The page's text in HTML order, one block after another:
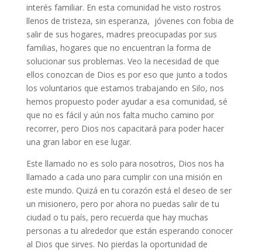
interés familiar. En esta comunidad he visto rostros
llenos de tristeza, sin esperanza, jóvenes con fobia de
salir de sus hogares, madres preocupadas por sus
familias, hogares que no encuentran la forma de
solucionar sus problemas. Veo la necesidad de que
ellos conozcan de Dios es por eso que junto a todos
los voluntarios que estamos trabajando en Silo, nos
hemos propuesto poder ayudar a esa comunidad, sé
que no es fácil y aún nos falta mucho camino por
recorrer, pero Dios nos capacitará para poder hacer
una gran labor en ese lugar.
Este llamado no es solo para nosotros, Dios nos ha
llamado a cada uno para cumplir con una misión en
este mundo. Quizá en tu corazón está el deseo de ser
un misionero, pero por ahora no puedas salir de tu
ciudad o tu país, pero recuerda que hay muchas
personas a tu alrededor que están esperando conocer
al Dios que sirves. No pierdas la oportunidad de